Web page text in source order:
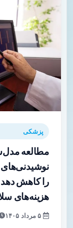
پزشکی
مطالعه
نوشیدنی‌های
هزینه‌های